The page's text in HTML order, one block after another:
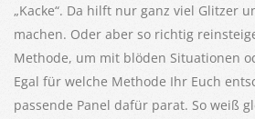
„Kacke“. Da hilft nur ganz viel Glitzer
machen. Oder aber so richtig
Methode, um mit blöden Situationen
Egal für welche Methode Ihr Euch
passende Panel dafür parat. So weiß